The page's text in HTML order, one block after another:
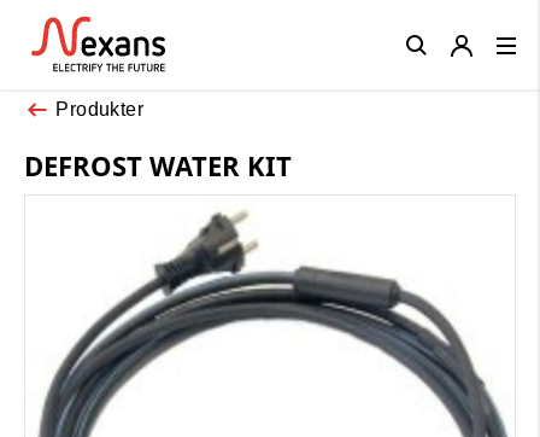
Produkter
DEFROST WATER KIT
Close